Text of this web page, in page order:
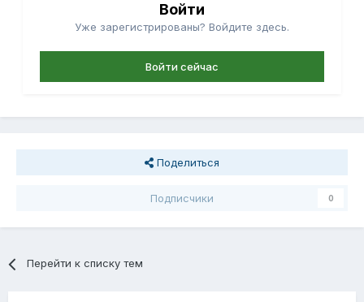
Войти
Уже зарегистрированы? Войдите здесь.
Войти сейчас
Поделиться
Подписчики 0
Перейти к списку тем